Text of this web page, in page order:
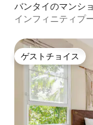
バンタイのマンシ
インフィニティプ
ゲストチョイス
ゲストチョイス